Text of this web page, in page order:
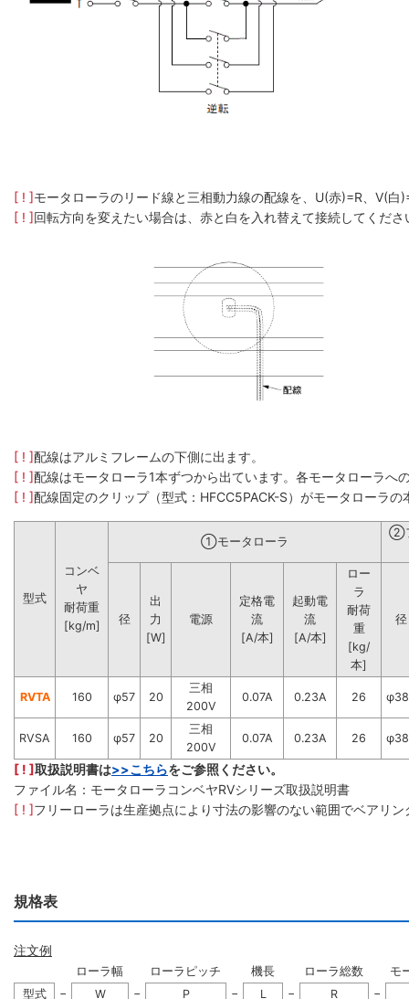
[ ! ]モータローラのリード線と三相動力線の配線を、U(赤)=R、V(
[ ! ]回転方向を変えたい場合は、赤と白を入れ替えて接続してくださ
[ ! ]配線はアルミフレームの下側に出ます。
[ ! ]配線はモータローラ1本ずつから出ています。各モータローラへ
[ ! ]配線固定のクリップ（型式：HFCC5PACK-S）がモータローラ
型式
コンベ
ヤ
耐荷重
[kg/m]
①モータローラ
②
径
出
力
[W]
電源
定格電
流
[A/本]
起動電
流
[A/本]
ロー
ラ
耐荷
重
[kg/
本]
径
RVTA 160 φ57 20
三相
200V
0.07A 0.23A 26
RVSA 160 φ57 20
三相
200V
0.07A 0.23A 26
[ ! ]取扱説明書は>>こちらをご参照ください。
ファイル名：モータローラコンベヤRVシリーズ取扱説明書
[ ! ]フリーローラは生産拠点により寸法の影響のない範囲でベアリ
規格表
注文例
ローラ幅 ローラピッチ 機長 ローラ総数
モ
型式
− W − P − L − R
−